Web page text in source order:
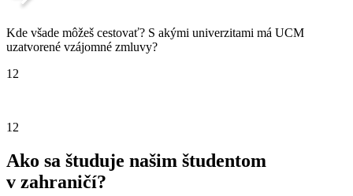
Kde všade môžeš cestovať? S akými univerzitami má UCM
uzatvorené vzájomné zmluvy?
12
12
Ako sa študuje našim študentom
v zahraničí?